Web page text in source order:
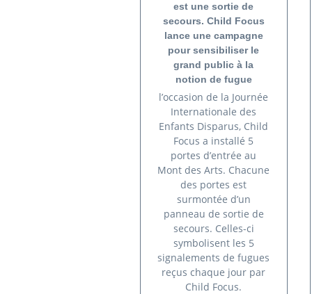
est une sortie de
secours. Child Focus
lance une campagne
pour sensibiliser le
grand public à la
notion de fugue
l’occasion de la Journée
Internationale des
Enfants Disparus, Child
Focus a installé 5
portes d’entrée au
Mont des Arts. Chacune
des portes est
surmontée d’un
panneau de sortie de
secours. Celles-ci
symbolisent les 5
signalements de fugues
reçus chaque jour par
Child Focus.